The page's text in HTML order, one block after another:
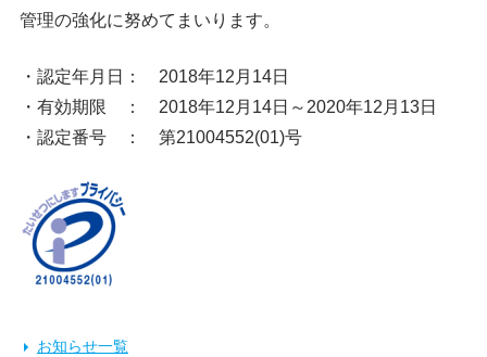
管理の強化に努めてまいります。
・認定年月日： 2018年12月14日
・有効期限 ： 2018年12月14日～2020年12月13日
・認定番号 ： 第21004552(01)号
お知らせ一覧